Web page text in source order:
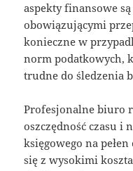
aspekty finansowe
obowiązującymi
konieczne w
norm podatkowych,
trudne do śledzenia
Profesjonalne biuro
oszczędność czasu i
księgowego na pełen
się z wysokimi